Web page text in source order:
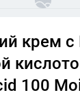
100